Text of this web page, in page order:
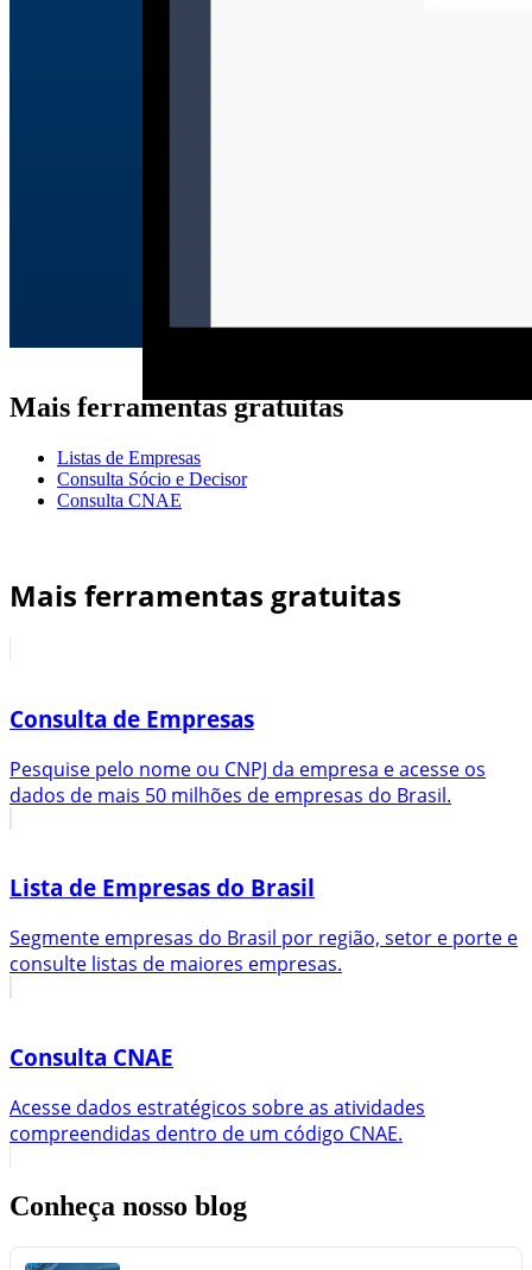
Mais ferramentas gratuitas
Listas de Empresas
Consulta Sócio e Decisor
Consulta CNAE
Mais ferramentas gratuitas
Consulta de Empresas
Pesquise pelo nome ou CNPJ da empresa e acesse os
dados de mais 50 milhões de empresas do Brasil.
Lista de Empresas do Brasil
Segmente empresas do Brasil por região, setor e porte e
consulte listas de maiores empresas.
Consulta CNAE
Acesse dados estratégicos sobre as atividades
compreendidas dentro de um código CNAE.
Conheça nosso blog